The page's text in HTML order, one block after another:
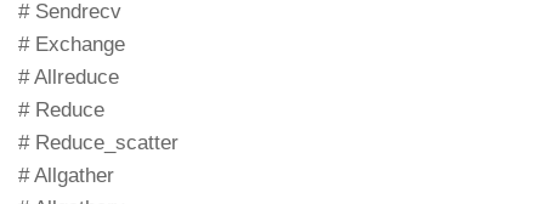
# Sendrecv
# Exchange
# Allreduce
# Reduce
# Reduce_scatter
# Allgather